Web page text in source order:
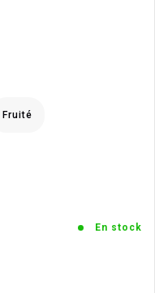
Fruité
En stock